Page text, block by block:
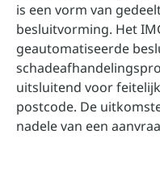
is een vorm van
besluitvorming. Het
geautomatiseerde
uitsluitend voor
postcode. De
nadele van een